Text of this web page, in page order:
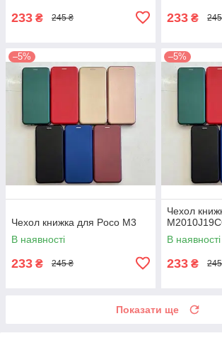
233 ₴ 245 ₴ 233 ₴
–5%
Чехол книжка для Poco M3
В наявності
233 ₴ 245 ₴
–5%
Чехол
В наявності
233 ₴
Показати ще